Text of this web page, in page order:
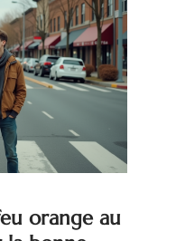
orange au